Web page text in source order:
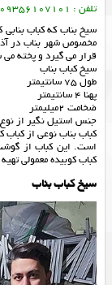
تلفن : 09356107101 تورج امین فر
سیخ بناب که کباب
مخصوص شهر بناب در
قرار می گیرد و پخته
سیخ کباب بناب
طول 75 سانتیمتر
پهنا 4 سانتیمتر
ضخامت 2میلیمتر
جنس استیل نگیر از نوع
کباب بناب نوعی از
است. این کباب از
کباب کوبیده معمولی
سیخ کباب بناب